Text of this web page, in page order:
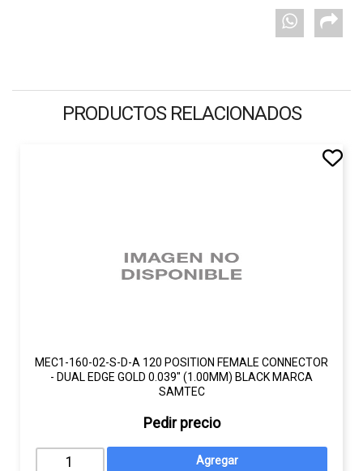
PRODUCTOS RELACIONADOS
MEC1-160-02-S-D-A 120 POSITION FEMALE CONNECTOR
- DUAL EDGE GOLD 0.039" (1.00MM) BLACK MARCA
SAMTEC
Pedir precio